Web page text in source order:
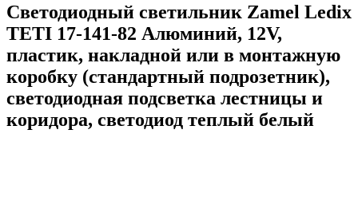
Светодиодный светильник Zamel Ledix
TETI 17-141-82 Алюминий, 12V,
пластик, накладной или в монтажную
коробку (стандартный подрозетник),
светодиодная подсветка лестницы и
коридора, светодиод теплый белый